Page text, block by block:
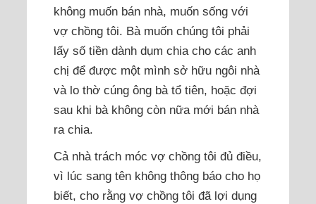
không muốn bán nhà, muốn sống với
vợ chồng tôi. Bà muốn chúng tôi phải
lấy số tiền dành dụm chia cho các anh
chị để được một mình sở hữu ngôi nhà
và lo thờ cúng ông bà tổ tiên, hoặc đợi
sau khi bà không còn nữa mới bán nhà
ra chia.
Cả nhà trách móc vợ chồng tôi đủ điều,
vì lúc sang tên không thông báo cho họ
biết, cho rằng vợ chồng tôi đã lợi dụng